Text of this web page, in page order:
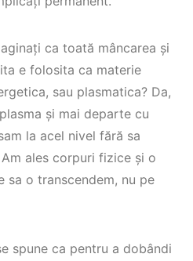
ca toată mâncarea și
e folosita ca materie
sau plasmatica? Da,
și mai departe cu
la acel nivel fără sa
ales corpuri fizice și o
sa o transcendem, nu pe
spune ca pentru a dobândi